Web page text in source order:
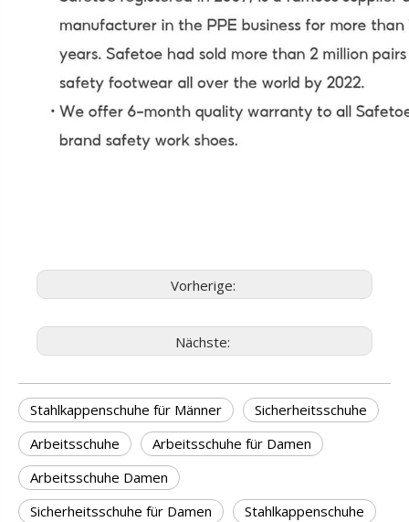
Vorherige:
Nächste:
Stahlkappenschuhe für Männer
Sicherheitsschuhe
Arbeitsschuhe
Arbeitsschuhe für Damen
Arbeitsschuhe Damen
Sicherheitsschuhe für Damen
Stahlkappenschuhe